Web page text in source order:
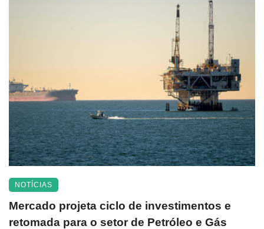
NOTÍCIAS
Mercado projeta ciclo de investimentos e
retomada para o setor de Petróleo e Gás